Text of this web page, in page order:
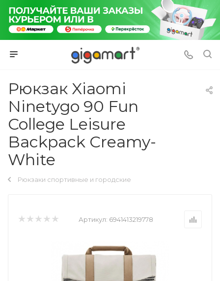
Рюкзак Xiaomi
Ninetygo 90 Fun
College Leisure
Backpack Creamy-
White
Рюкзаки спортивные и городские
Артикул: 6941413219778